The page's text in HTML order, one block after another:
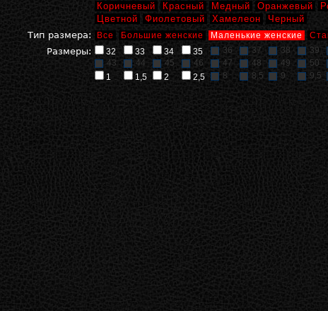
Коричневый
Красный Медный Оранжевый
Цветной
Фиолетовый Хамелеон
Черный
Тип размера:
Все Большие женские Маленькие женские
Размеры: 32 33 34 35 36 37 38 39
43
44 45 46 47 48 49 50
1
1,5 2 2,5 8 8,5 9 9,5